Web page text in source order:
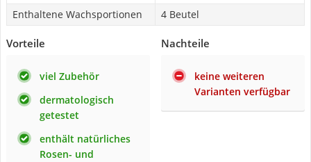
Enthaltene Wachsportionen 4 Beutel
Vorteile
viel Zubehör
dermatologisch
getestet
enthält natürliches
Rosen- und
Nachteile
keine weiteren
Varianten verfügbar